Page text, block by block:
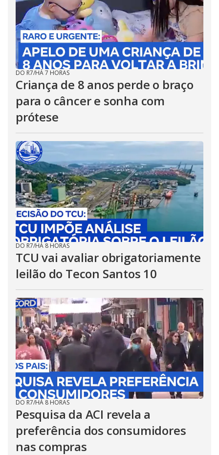
DO R7/HÁ 7 HORAS
Criança de 8 anos perde o braço
para o câncer e sonha com
prótese
DO R7/HÁ 8 HORAS
TCU vai avaliar obrigatoriamente
leilão do Tecon Santos 10
DO R7/HÁ 8 HORAS
Pesquisa da ACI revela a
preferência dos consumidores
nas compras